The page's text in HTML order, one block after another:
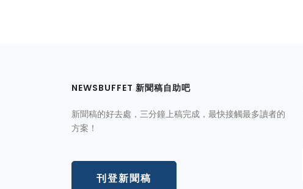
NEWSBUFFET 新聞稿自助吧
新聞稿的好去處，三分鐘上稿完成，最快接觸最多讀者的
方案！
刊登新聞稿